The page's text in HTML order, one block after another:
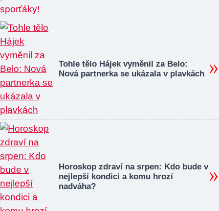
Tohle tělo Hájek vyměnil za Belo:
Nová partnerka se ukázala v plavkách
Horoskop zdraví na srpen: Kdo bude v
nejlepší kondici a komu hrozí
nadváha?